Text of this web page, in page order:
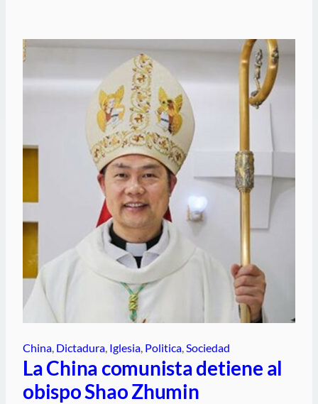
China, Dictadura, Iglesia, Politica, Sociedad
La China comunista detiene al
obispo Shao Zhumin